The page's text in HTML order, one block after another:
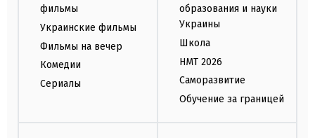
фильмы
Украинские фильмы
Фильмы на вечер
Комедии
Сериалы
образования и науки
Украины
Школа
НМТ 2026
Саморазвитие
Обучение за границей